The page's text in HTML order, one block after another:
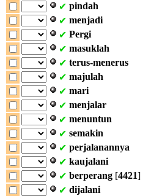
✔ pindah
✔ menjadi
✔ Pergi
✔ masuklah
✔ terus-menerus
✔ majulah
✔ mari
✔ menjalar
✔ menuntun
✔ semakin
✔ perjalanannya
✔ kaujalani
✔ berperang [4421]
✔ dijalani